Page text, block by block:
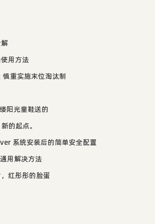
用方法
重实施末位淘汰制
阳光童鞋送的
的起点。
系统安装后的简单安全配置
用解决方法
红彤彤的脸蛋